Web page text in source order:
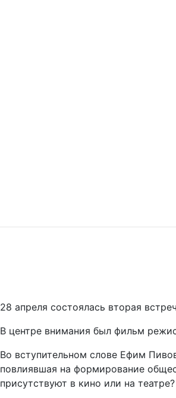
28 апреля состоялась вторая
В центре внимания был фильм
Во вступительном слове Ефим
повлиявшая на формирование
присутствуют в кино или на театре?